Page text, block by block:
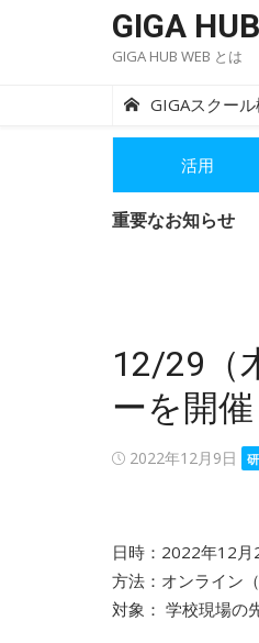
GIGA
GIGA HUB WEB とは
GIGAスクー
活用
重要なお知らせ
12/29（
ーを開
Posted
2022年12月9日
日時：2022年12
方法：オンライン
対象： 学校現場の